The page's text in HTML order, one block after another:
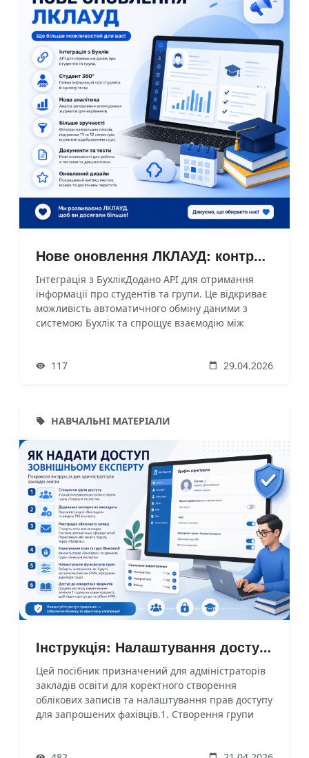
Нове оновлення ЛКЛАУД: контроль, аналітика та інтеграції
Інтеграція з БухлікДодано API для отримання
інформації про студентів та групи. Це відкриває
можливість автоматичного обміну даними з
системою Бухлік та спрощує взаємодію між
здобувача освіти в одному місці. Тепер можна
117 29.04.2026
НАВЧАЛЬНІ МАТЕРІАЛИ
Інструкція: Налаштування доступу для зовнішніх експертів
Цей посібник призначений для адміністраторів
закладів освіти для коректного створення
облікових записів та налаштування прав доступу
для запрошених фахівців.1. Створення групи